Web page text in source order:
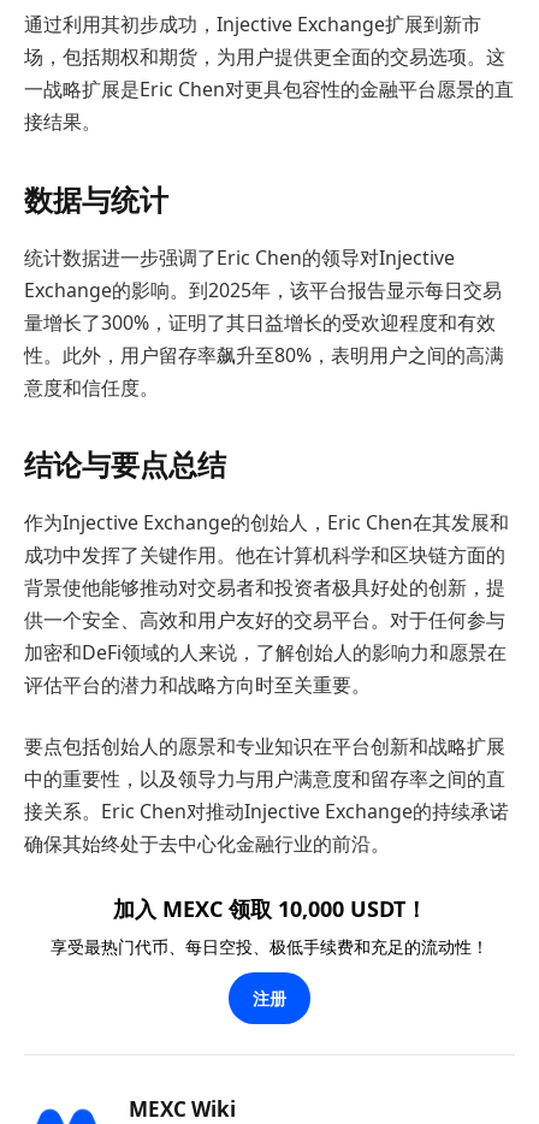
通过利用其初步成功，Injective Exchange扩展到新市
场，包括期权和期货，为用户提供更全面的交易选项。这
一战略扩展是Eric Chen对更具包容性的金融平台愿景的直
接结果。
数据与统计
统计数据进一步强调了Eric Chen的领导对Injective
Exchange的影响。到2025年，该平台报告显示每日交易
量增长了300%，证明了其日益增长的受欢迎程度和有效
性。此外，用户留存率飙升至80%，表明用户之间的高满
意度和信任度。
结论与要点总结
作为Injective Exchange的创始人，Eric Chen在其发展和
成功中发挥了关键作用。他在计算机科学和区块链方面的
背景使他能够推动对交易者和投资者极具好处的创新，提
供一个安全、高效和用户友好的交易平台。对于任何参与
加密和DeFi领域的人来说，了解创始人的影响力和愿景在
评估平台的潜力和战略方向时至关重要。
要点包括创始人的愿景和专业知识在平台创新和战略扩展
中的重要性，以及领导力与用户满意度和留存率之间的直
接关系。Eric Chen对推动Injective Exchange的持续承诺
确保其始终处于去中心化金融行业的前沿。
加入 MEXC 领取 10,000 USDT！
享受最热门代币、每日空投、极低手续费和充足的流动性！
注册
MEXC Wiki